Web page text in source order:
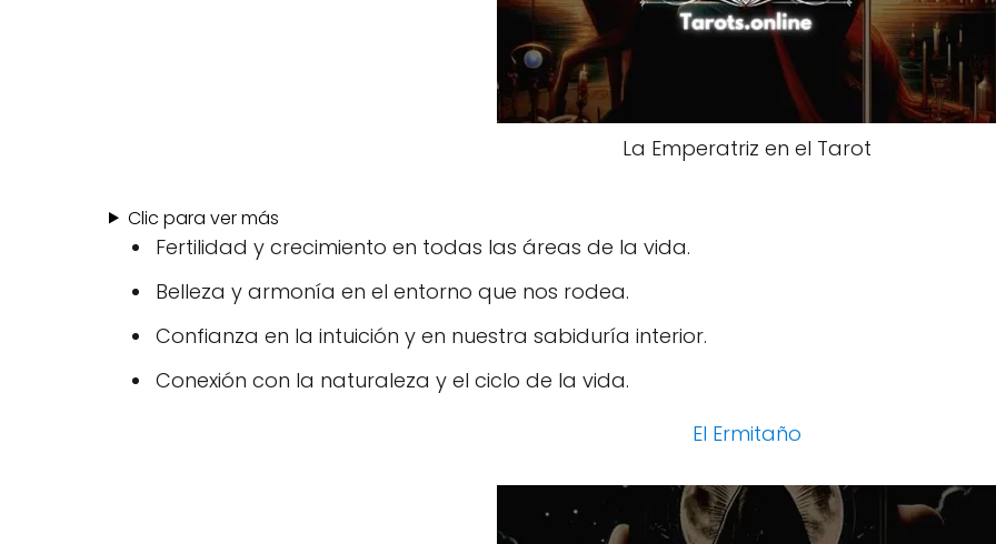
La Emperatriz en el Tarot
Clic para ver más
Fertilidad y crecimiento en todas las áreas de la vida.
Belleza y armonía en el entorno que nos rodea.
Confianza en la intuición y en nuestra sabiduría interior.
Conexión con la naturaleza y el ciclo de la vida.
El Ermitaño